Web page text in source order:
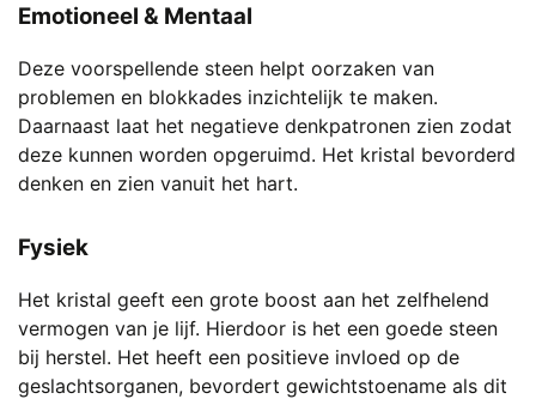
Emotioneel & Mentaal
Deze voorspellende steen helpt oorzaken van
problemen en blokkades inzichtelijk te maken.
Daarnaast laat het negatieve denkpatronen zien zodat
deze kunnen worden opgeruimd. Het kristal bevorderd
denken en zien vanuit het hart.
Fysiek
Het kristal geeft een grote boost aan het zelfhelend
vermogen van je lijf. Hierdoor is het een goede steen
bij herstel. Het heeft een positieve invloed op de
geslachtsorganen, bevordert gewichtstoename als dit